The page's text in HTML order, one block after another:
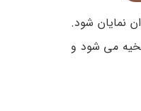
نمایان شود.
می شود و